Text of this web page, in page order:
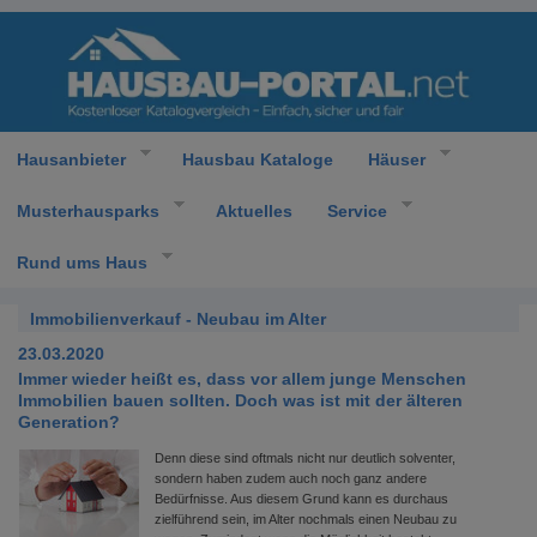
Hausanbieter Hausbau Kataloge Häuser
Musterhausparks Aktuelles Service
Rund ums Haus
Immobilienverkauf - Neubau im Alter
23.03.2020
Immer wieder heißt es, dass vor allem junge Menschen
Immobilien bauen sollten. Doch was ist mit der älteren
Generation?
Denn diese sind oftmals nicht nur deutlich solventer,
sondern haben zudem auch noch ganz andere
Bedürfnisse. Aus diesem Grund kann es durchaus
zielführend sein, im Alter nochmals einen Neubau zu